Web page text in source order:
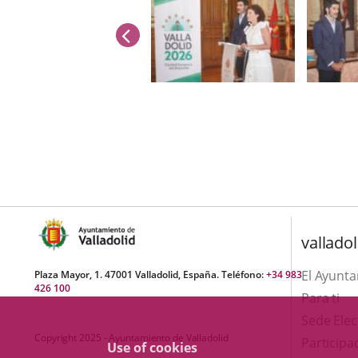
Use of cookies
previus
Plaza Mayor, 1. 47001 Valladolid, España. Teléfono:+34 983
426 100
Copyright 2025 - Ayuntamiento de Valladolid
El
Para ti